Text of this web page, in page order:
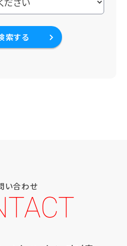
索する
い合わせ